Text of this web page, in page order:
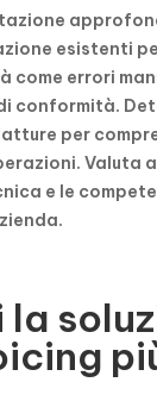
esistenti
come errori
conformità.
per
Valuta
e le
la